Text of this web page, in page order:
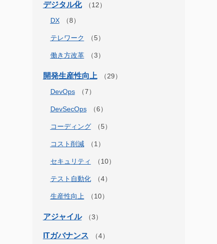
デジタル化
DX
テレワーク
働き方改革
開発生産性向上
DevOps
DevSecOps
コーディング
コスト削減
セキュリティ
テスト自動化
生産性向上
アジャイル
ITガバナンス